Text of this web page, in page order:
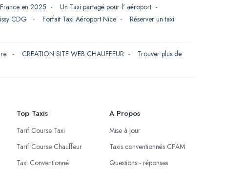
en 2025 - Un Taxi partagé pour l' aéroport -
CDG - Forfait Taxi Aéroport Nice - Réserver un taxi
- CREATION SITE WEB CHAUFFEUR - Trouver plus de
Top Taxis
Tarif Course Taxi
Tarif Course Chauffeur
Taxi Conventionné
A Propos
Mise à jour
Taxis conventionnés CPAM
Questions - réponses